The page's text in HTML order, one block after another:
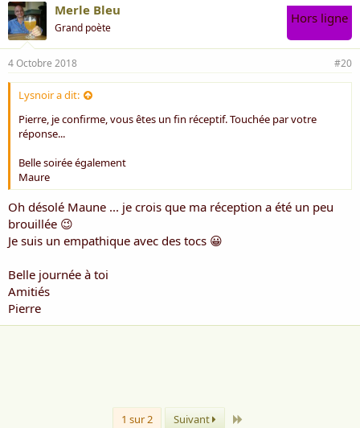
Merle Bleu
Grand poète
Hors ligne
4 Octobre 2018 #20
Lysnoir a dit:
Pierre, je confirme, vous êtes un fin réceptif. Touchée par votre
réponse...
Belle soirée également
Maure
Oh désolé Maune ... je crois que ma réception a été un peu
brouillée 😉
Je suis un empathique avec des tocs 😀
Belle journée à toi
Amitiés
Pierre
1 sur 2 Suivant